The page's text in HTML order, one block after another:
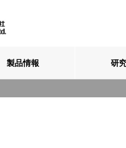
製品情報 研